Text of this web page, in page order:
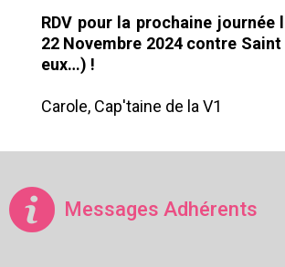
RDV pour la prochaine journée
22 Novembre 2024 contre
eux…) !
Carole, Cap'taine de la V1
Messages Adhérents